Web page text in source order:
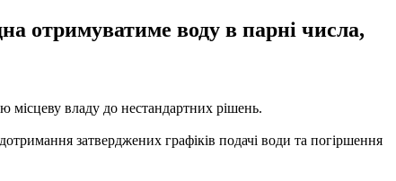
отримуватиме воду в парні числа,
владу до нестандартних рішень.
затверджених графіків подачі води та погіршення